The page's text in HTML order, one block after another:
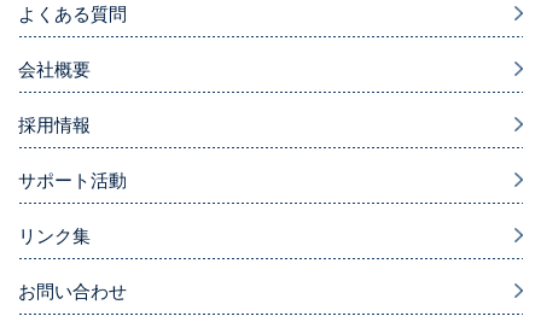
よくある質問
会社概要
採用情報
サポート活動
リンク集
お問い合わせ